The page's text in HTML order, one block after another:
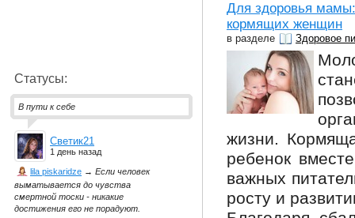
Для здоровья
кормящих женщин
в разделе Здоровое
жизни.
ребенок
важных
росту и
Статусы:
В пути к себе
Светик21
1 день назад
lila piskaridze → Если человек
выматывается до чувства
смертной тоски - никакие
достижения его не порадуют.